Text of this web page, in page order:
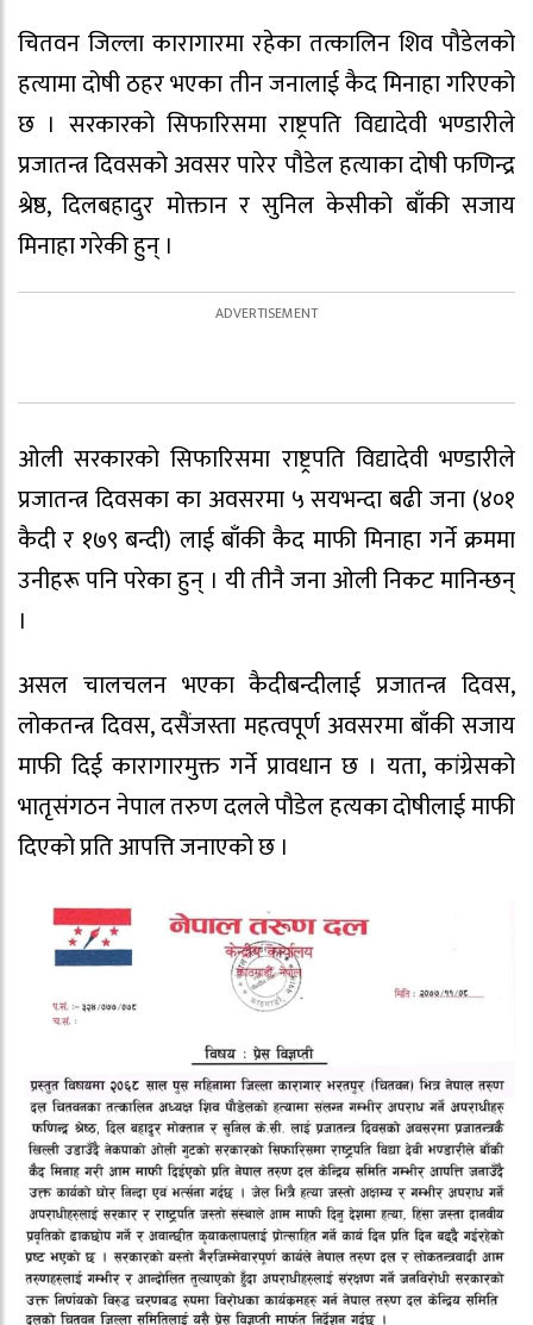
चितवन जिल्ला कारागारमा रहेका तत्कालिन शिव पौडेलको
हत्यामा दोषी ठहर भएका तीन जनालाई कैद मिनाहा गरिएको
छ । सरकारको सिफारिसमा राष्ट्रपति विद्यादेवी भण्डारीले
प्रजातन्त्र दिवसको अवसर पारेर पौडेल हत्याका दोषी फणिन्द्र
श्रेष्ठ, दिलबहादुर मोक्तान र सुनिल केसीको बाँकी सजाय
मिनाहा गरेकी हुन् ।
ओली सरकारको सिफारिसमा राष्ट्रपति विद्यादेवी भण्डारीले
प्रजातन्त्र दिवसका का अवसरमा ५ सयभन्दा बढी जना (४०१
कैदी र १७९ बन्दी) लाई बाँकी कैद माफी मिनाहा गर्ने क्रममा
उनीहरू पनि परेका हुन् । यी तीनै जना ओली निकट मानिन्छन्
।
असल चालचलन भएका कैदीबन्दीलाई प्रजातन्त्र दिवस,
लोकतन्त्र दिवस, दसैंजस्ता महत्वपूर्ण अवसरमा बाँकी सजाय
माफी दिई कारागारमुक्त गर्ने प्रावधान छ । यता, कांग्रेसको
भातृसंगठन नेपाल तरुण दलले पौडेल हत्यका दोषीलाई माफी
दिएको प्रति आपत्ति जनाएको छ ।